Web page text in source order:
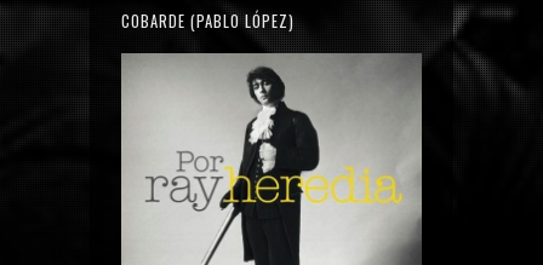
COBARDE (PABLO LÓPEZ)